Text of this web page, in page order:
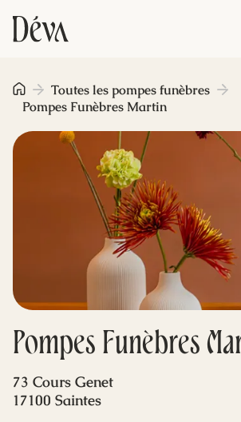
Obsèques
Prévoyance
Monument funéraire
Livraison de fleurs
Blog
Pompes Funèbres
Toutes les pompes funèbres
Pompes Funèbres Martin
73 Cours Genet
17100 Saintes